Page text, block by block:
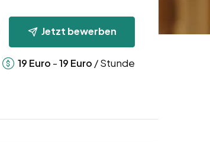
Jetzt bewerben
19 Euro -19 Euro / Stunde